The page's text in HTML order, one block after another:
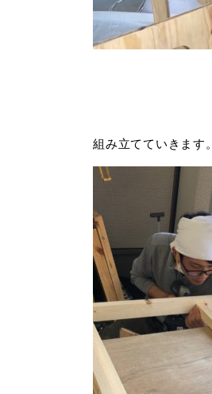
組み立てていきます。